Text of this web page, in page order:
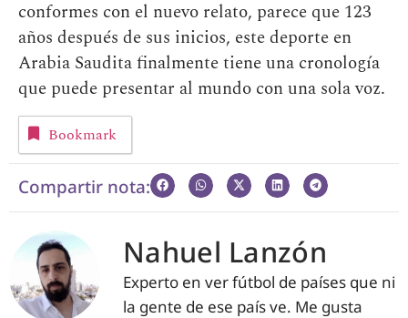
conformes con el nuevo relato, parece que 123
años después de sus inicios, este deporte en
Arabia Saudita finalmente tiene una cronología
que puede presentar al mundo con una sola voz.
Bookmark
Compartir nota:
Nahuel Lanzón
Experto en ver fútbol de países que ni
la gente de ese país ve. Me gusta